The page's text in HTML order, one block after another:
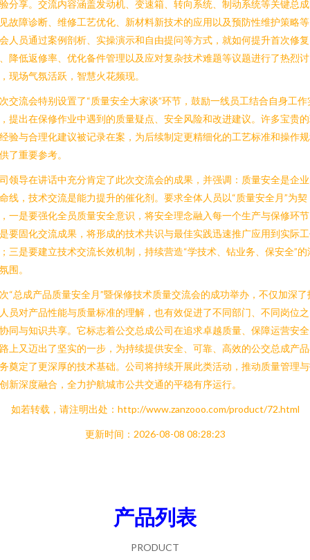
分享。交流内容涵盖发动机、变速箱、转向系统、制动系统等关键总
故障诊断、维修工艺优化、新材料新技术的应用以及预防性维护策略
人员通过案例剖析、实操演示和自由提问等方式，就如何提升首次修复
降低返修率、优化备件管理以及应对复杂技术难题等议题进行了热烈讨
现场气氛活跃，智慧火花频现。
交流会特别设置了“质量安全大家谈”环节，鼓励一线员工结合自身工作
提出在保修作业中遇到的质量疑点、安全风险和改进建议。许多宝贵
验与合理化建议被记录在案，为后续制定更精细化的工艺标准和操作
了重要参考。
领导在讲话中充分肯定了此次交流会的成果，并强调：质量安全是企
线，技术交流是能力提升的催化剂。要求全体人员以“质量安全月”为契
一是要强化全员质量安全意识，将安全理念融入每一个生产与保修环
要固化交流成果，将形成的技术共识与最佳实践迅速推广应用到实际
三是要建立技术交流长效机制，持续营造“学技术、钻业务、保安全”的
围。
“总成产品质量安全月”暨保修技术质量交流会的成功举办，不仅加深了
员对产品性能与质量标准的理解，也有效促进了不同部门、不同岗位
同与知识共享。它标志着公交总成公司在追求卓越质量、保障运营安
上又迈出了坚实的一步，为持续提供安全、可靠、高效的公交总成产
奠定了更深厚的技术基础。公司将持续开展此类活动，推动质量管理
新深度融合，全力护航城市公共交通的平稳有序运行。
如若转载，请注明出处：http://www.zanzooo.com/product/72.html
更新时间：2026-08-08 08:28:23
产品列表
PRODUCT